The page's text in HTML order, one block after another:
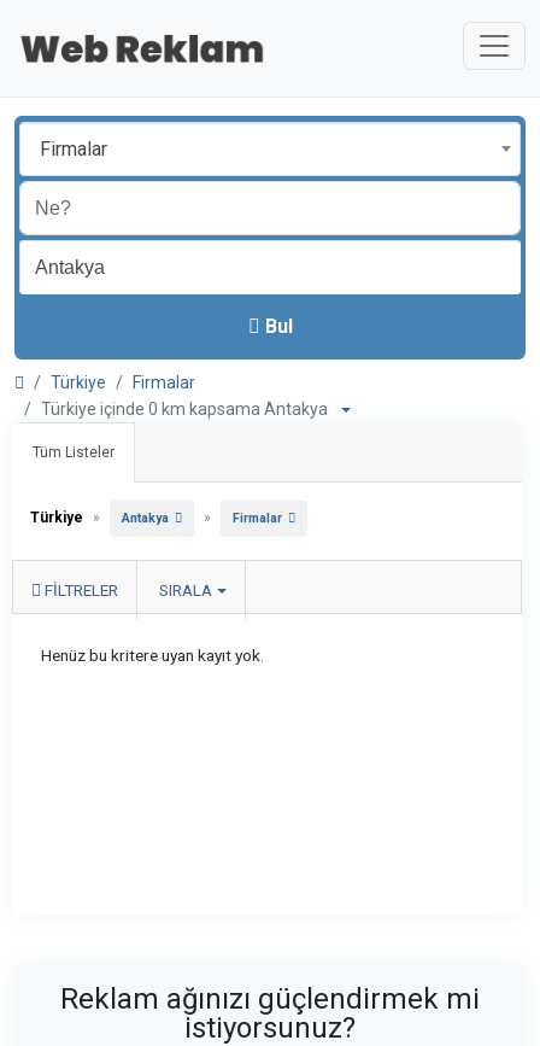
Firmalar
Bul
Türkiye
Firmalar
Türkiye içinde 0 km kapsama Antakya
Tüm Listeler
Türkiye » Antakya » Firmalar
FILTRELER SIRALA
Henüz bu kritere uyan kayıt yok.
Reklam ağınızı güçlendirmek mi
istiyorsunuz?